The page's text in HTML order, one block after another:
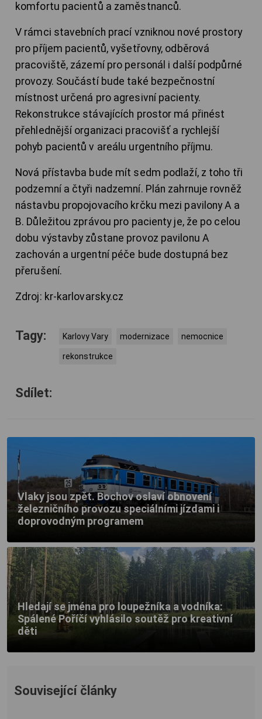
komfortu pacientů a zaměstnanců.
V rámci stavebních prací vzniknou nové prostory
pro příjem pacientů, vyšetřovny, odběrová
pracoviště, zázemí pro personál i další podpůrné
provozy. Součástí bude také bezpečnostní
místnost určená pro agresivní pacienty.
Rekonstrukce stávajících prostor má přinést
přehlednější organizaci pracovišť a rychlejší
pohyb pacientů v areálu urgentního příjmu.
Nová přístavba bude mít sedm podlaží, z toho tři
podzemní a čtyři nadzemní. Plán zahrnuje rovněž
nástavbu propojovacího krčku mezi pavilony A a
B. Důležitou zprávou pro pacienty je, že po celou
dobu výstavby zůstane provoz pavilonu A
zachován a urgentní péče bude dostupná bez
přerušení.
Zdroj: kr-karlovarsky.cz
Tagy: Karlovy Vary modernizace nemocnice
rekonstrukce
Sdílet:
Vlaky jsou zpět. Bochov oslaví obnovení
železničního provozu speciálními jízdami i
doprovodným programem
Hledají se jména pro loupežníka a vodníka:
Spálené Poříčí vyhlásilo soutěž pro kreativní
děti
Související články